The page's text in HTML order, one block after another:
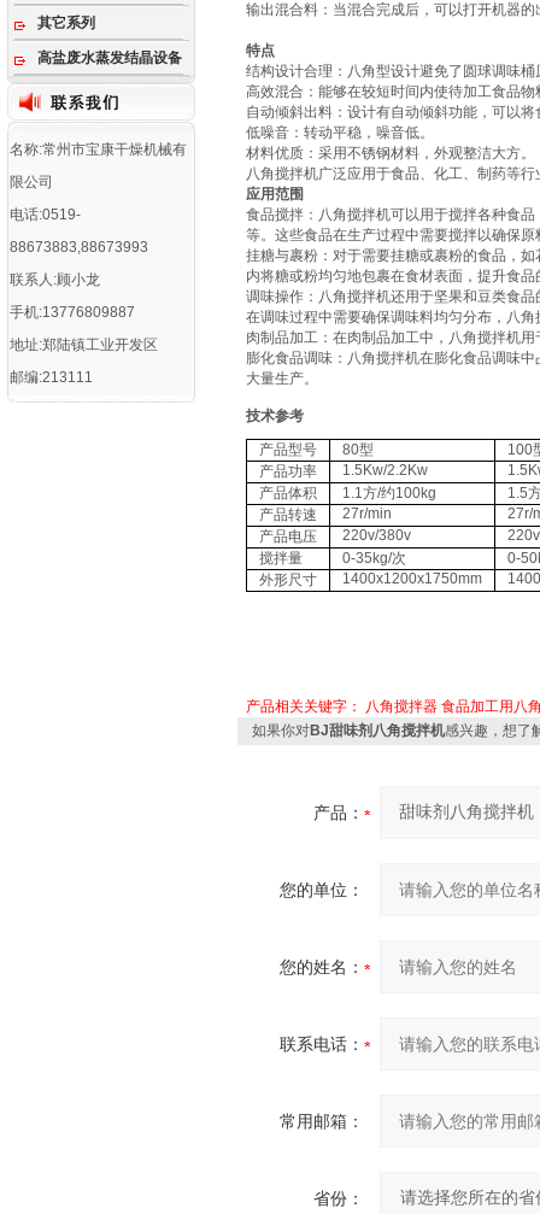
其它系列
高盐废水蒸发结晶设备
名称:常州市宝康干燥机械有
限公司
电话:0519-
88673883,88673993
联系人:顾小龙
手机:13776809887
地址:郑陆镇工业开发区
邮编:213111
输出混合料‌：当混合完成后，可以打开机器
特点
结构设计合理‌：八角型设计避免了圆球调味
高效混合‌：能够在较短时间内使待加工食品
自动倾斜出料‌：设计有自动倾斜功能，可以将
‌低噪音‌：转动平稳，噪音低。
‌材料优质‌：采用不锈钢材料，外观整洁大方‌。
八角搅拌机广泛应用于食品、化工、制药等
‌应用范围
食品搅拌‌：八角搅拌机可以用于搅拌各种食
等。这些食品在生产过程中需要搅拌以确保原
挂糖与裹粉‌：对于需要挂糖或裹粉的食品，
内将糖或粉均匀地包裹在食材表面，提升食品
调味操作‌：八角搅拌机还用于坚果和豆类食
在调味过程中需要确保调味料均匀分布，八
肉制品加工‌：在肉制品加工中，八角搅拌机
膨化食品调味‌：八角搅拌机在膨化食品调味
大量生产‌。
技术参考
产品型号
80型
100
产品功率
1.5Kw/2.2Kw
产品体积
1.1方/约100kg
1.5
产品转速
27r/min
27r/
产品电压
220v/380v
搅拌量
0-35kg/次
0-
外形尺寸
1400x1200x1750mm
产品相关关键字： 八角搅拌器 食品加工用八
如果你对BJ甜味剂八角搅拌机感兴趣，想了
产品：
您的单位：
您的姓名：
联系电话：
常用邮箱：
省份：